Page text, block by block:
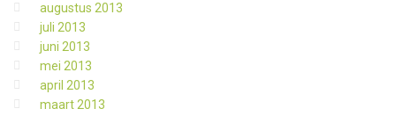
augustus 2013
juli 2013
juni 2013
mei 2013
april 2013
maart 2013